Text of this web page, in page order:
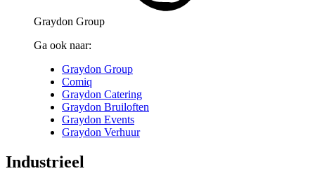
Graydon Group
Ga ook naar:
Graydon Group
Comiq
Graydon Catering
Graydon Bruiloften
Graydon Events
Graydon Verhuur
Industrieel